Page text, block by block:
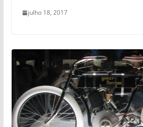
julho 18, 2017